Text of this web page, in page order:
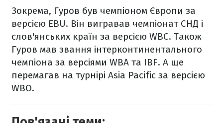
Зокрема, Гуров був чемпіоном Європи за
версією EBU. Він вигравав чемпіонат СНД і
слов'янських країн за версією WBC. Також
Гуров мав звання інтерконтинентального
чемпіона за версіями WBA та IBF. А ще
перемагав на турнірі Asia Pacific за версією
WBO.